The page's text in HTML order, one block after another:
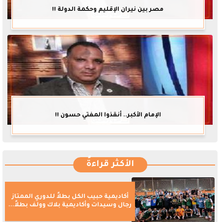
مصر بين نيران الإقليم وحكمة الدولة !!
الإمام الأكبر.. أنقذوا المفتي حسون !!
الأكثر قراءةً
أكاديمية حبيب الكل بطلاً للدوري الممتاز
رجال وسيدات وأكاديمية بلاك وولف بطلاً...